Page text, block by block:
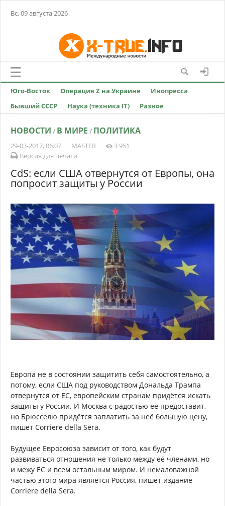
Вс, 09 августа 2026
Юго-Восток Операция Z на Украине
Инопресса
Бывший СССР
Наука (техника IT) Разное
НОВОСТИ / В МИРЕ / ПОЛИТИКА
29-03-2017, 06:07 MASTER
3 951
Версия для печати
CdS: если США отвернутся от Европы, она
попросит защиты у России
Европа не в состоянии защитить себя самостоятельно, а
потому, если США под руководством Дональда Трампа
отвернутся от ЕС, европейским странам придётся искать
защиты у России. И Москва с радостью её предоставит,
но Брюсселю придётся заплатить за неё большую цену,
пишет Corriere della Sera.
Будущее Евросоюза зависит от того, как будут
развиваться отношения не только между её членами, но
и межу ЕС и всем остальным миром. И немаловажной
частью этого мира является Россия, пишет издание
Corriere della Sera.